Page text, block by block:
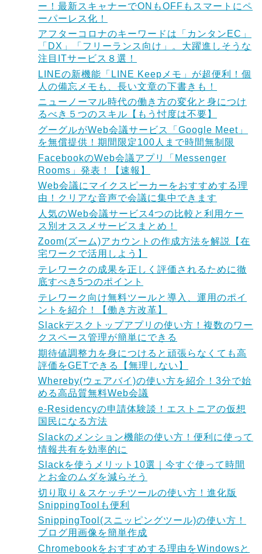
ー！最新スキャナーでONもOFFもスマートにペ
ーパーレス化！
アフターコロナのキーワードは「カンタンEC」
「DX」「フリーランス向け」。大躍進しそうな
注目ITサービス８選！
LINEの新機能「LINE Keepメモ」が超便利！個
人の備忘メモも、長い文章の下書きも！
ニューノーマル時代の働き方の変化と身につけ
るべき５つのスキル【もう忖度は不要】
グーグルがWeb会議サービス「Google Meet」
を無償提供！期間限定100人まで時間無制限
FacebookのWeb会議アプリ「Messenger
Rooms」発表！【速報】
Web会議にマイクスピーカーをおすすめする理
由！クリアな音声で会議に集中できます
人気のWeb会議サービス4つの比較と利用ケー
ス別オススメサービスまとめ！
Zoom(ズーム)アカウントの作成方法を解説【在
宅ワークで活用しよう】
テレワークの成果を正しく評価されるために徹
底すべき5つのポイント
テレワーク向け無料ツールと導入、運用のポイ
ントを紹介！【働き方改革】
Slackデスクトップアプリの使い方！複数のワー
クスペース管理が簡単にできる
期待値調整力を身につけると頑張らなくても高
評価をGETできる【無理しない】
Whereby(ウェアバイ)の使い方を紹介！3分で始
める高品質無料Web会議
e-Residencyの申請体験談！エストニアの仮想
国民になる方法
Slackのメンション機能の使い方！便利に使って
情報共有を効率的に
Slackを使うメリット10選｜今すぐ使って時間
とお金のムダを減らそう
切り取り＆スケッチツールの使い方！進化版
SnippingToolも便利
SnippingTool(スニッピングツール)の使い方！
ブログ用画像を簡単作成
Chromebookをおすすめする理由をWindowsと